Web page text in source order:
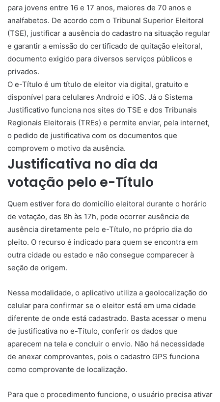
para jovens entre 16 e 17 anos, maiores de 70 anos e
analfabetos. De acordo com o Tribunal Superior Eleitoral
(TSE), justificar a ausência do cadastro na situação regular
e garantir a emissão do certificado de quitação eleitoral,
documento exigido para diversos serviços públicos e
privados.
O e-Título é um título de eleitor via digital, gratuito e
disponível para celulares Android e iOS. Já o Sistema
Justificativo funciona nos sites do TSE e dos Tribunais
Regionais Eleitorais (TREs) e permite enviar, pela internet,
o pedido de justificativa com os documentos que
comprovem o motivo da ausência.
Justificativa no dia da
votação pelo e-Título
Quem estiver fora do domicílio eleitoral durante o horário
de votação, das 8h às 17h, pode ocorrer ausência de
ausência diretamente pelo e-Título, no próprio dia do
pleito. O recurso é indicado para quem se encontra em
outra cidade ou estado e não consegue comparecer à
seção de origem.
Nessa modalidade, o aplicativo utiliza a geolocalização do
celular para confirmar se o eleitor está em uma cidade
diferente de onde está cadastrado. Basta acessar o menu
de justificativa no e-Título, conferir os dados que
aparecem na tela e concluir o envio. Não há necessidade
de anexar comprovantes, pois o cadastro GPS funciona
como comprovante de localização.
Para que o procedimento funcione, o usuário precisa ativar